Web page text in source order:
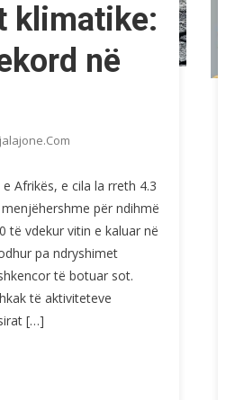
klimatike:
në
Afrikës, e cila la rreth 4.3
për ndihmë
të vdekur vitin e kaluar në
pa ndryshimet
të botuar sot.
të aktiviteteve
[…]